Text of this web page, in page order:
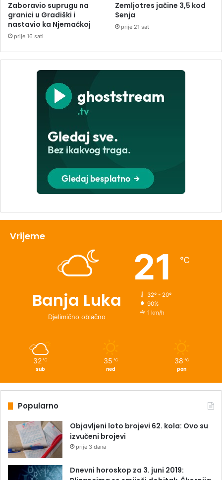
Zaboravio suprugu na
granici u Gradiški i
nastavio ka Njemačkoj
prije 16 sati
Zemljotres jačine 3,5 kod
Senja
prije 21 sat
Vrijeme
Banja Luka
Djelimično oblačno
21 ℃
32º - 20º
90%
1 km/h
32 ℃
sub
35 ℃
ned
38 ℃
pon
Popularno
Objavljeni loto brojevi 62. kola: Ovo su
izvučeni brojevi
prije 3 dana
Dnevni horoskop za 3. juni 2019: